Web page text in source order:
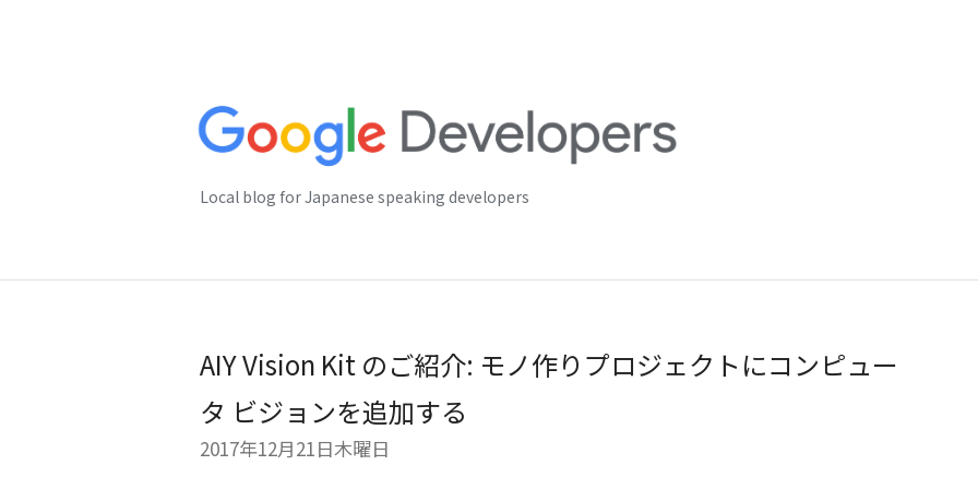
Local blog for Japanese speaking developers
AIY Vision Kit のご紹介: モノ作りプロジェクトにコンピュー
タ ビジョンを追加する
2017年12月21日木曜日